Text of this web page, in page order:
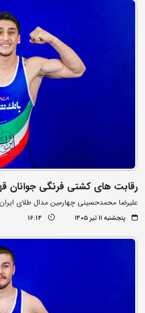
رقابت های کشتی فرنگی جوانان
علیرضا محمدحسینی چهارمین مدال طلای
پنجشنبه ۱۱ تیر ۱۴۰۵ 16:14